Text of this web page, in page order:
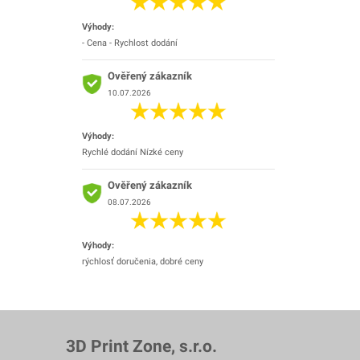
Výhody:
- Cena - Rychlost dodání
Ověřený zákazník
10.07.2026
Výhody:
Rychlé dodání Nízké ceny
Ověřený zákazník
08.07.2026
Výhody:
rýchlosť doručenia, dobré ceny
3D Print Zone, s.r.o.